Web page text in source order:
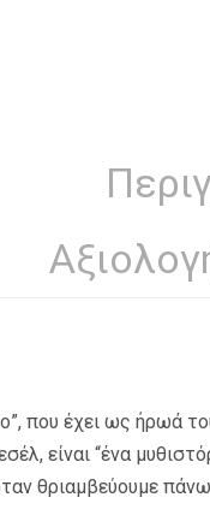
που έχει ως ήρωά
είναι “ένα
θριαμβεύουμε